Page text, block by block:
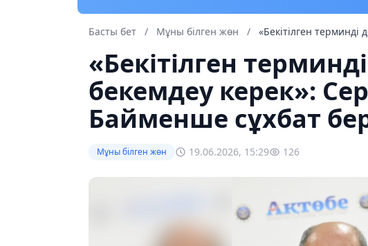
Басты бет / Мұны білген жөн / «Бекітілген терминді
«Бекітілген
бекемдеу керек»:
Байменше сұхбат
Мұны білген жөн 19.06.2026, 15:29 126